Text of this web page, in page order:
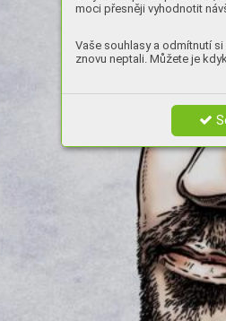
moci přesněji vyhodnotit
Vaše souhlasy a odmítnutí
znovu neptali. Můžete je